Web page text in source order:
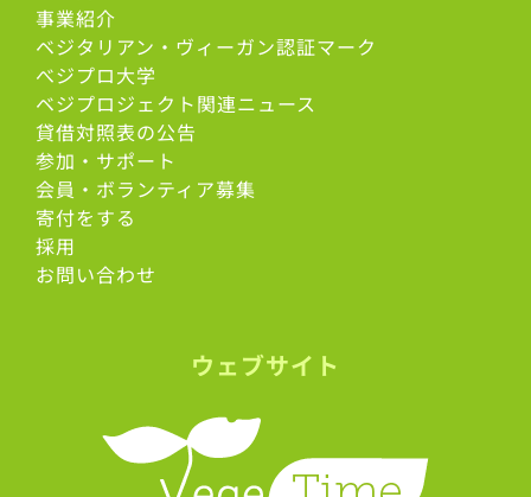
事業紹介
ベジタリアン・ヴィーガン認証マーク
べジプロ大学
ベジプロジェクト関連ニュース
貸借対照表の公告
参加・サポート
会員・ボランティア募集
寄付をする
採用
お問い合わせ
ウェブサイト